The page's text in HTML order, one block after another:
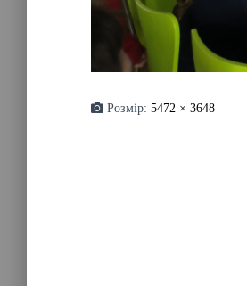
Розмір: 5472 × 3648